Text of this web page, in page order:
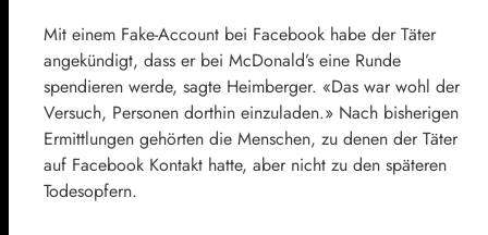
Mit einem Fake-Account bei Facebook habe der Täter
angekündigt, dass er bei McDonald’s eine Runde
spendieren werde, sagte Heimberger. «Das war wohl der
Versuch, Personen dorthin einzuladen.» Nach bisherigen
Ermittlungen gehörten die Menschen, zu denen der Täter
auf Facebook Kontakt hatte, aber nicht zu den späteren
Todesopfern.